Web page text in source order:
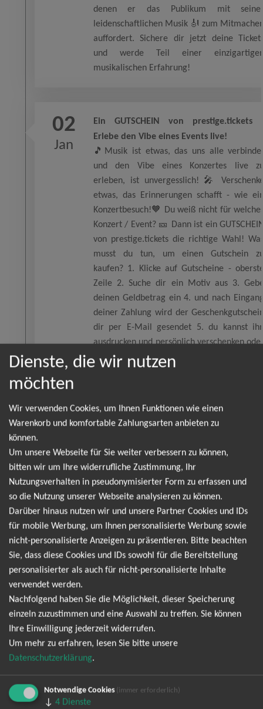
denen er das Publikum mit
leidenschaftlichen Musik 🎻 zum
auffordert. Sichere dir jetzt deine
und werde Teil einer
musikalischen Erfahrung!
02
Jan
Ein GUTSCHEIN von prestige.tickets
Erlebe den Vibe eines Events live!
🎵Musik ist etwas, das uns alle
und den Vibe eines Konzertes live
erleben, ist unvergesslich! 🎤
etwas, das Erinnerungen schafft - wie
Konzertbesuch!🧡 Du weiß nicht für
Konzert / Event? 🎫 Dann ist ein
von prestige.tickets die richtige Wahl!
musst du tun, um einen Gutschein
kaufen? 1. Klicke auf Gutscheine -
Zeile 2. Suche dir ein Motiv aus 3.
deinen Geldbetrag ein 4. und nach
deiner Zahlung wird der
dir per E-Mail gesendet 5. du kannst
ausdrucken und persönlich verschenken
direkt die E-Mail weiterleiten
01
🧡 Keine News und Angebote
verpassen !
Folge uns auf TikTok, Instagram
Facebook unter Prestigetickets ! 🧡
NEWSLETTER
Ich möchte den regelmäßig erscheinenden Newsletter
abonnieren und bin daher mit einer Speicherung meiner E-
entsprechend der
Dienste, die wir nutzen
möchten
Wir verwenden Cookies, um Ihnen Funktionen wie einen
Warenkorb und komfortable Zahlungsarten anbieten zu
können.
Um unsere Webseite für Sie weiter verbessern zu können,
bitten wir um Ihre widerrufliche Zustimmung, Ihr
Nutzungsverhalten in pseudonymisierter Form zu erfassen und
so die Nutzung unserer Webseite analysieren zu können.
Darüber hinaus nutzen wir und unsere Partner Cookies und IDs
für mobile Werbung, um Ihnen personalisierte Werbung sowie
nicht-personalisierte Anzeigen zu präsentieren. Bitte beachten
Sie, dass diese Cookies und IDs sowohl für die Bereitstellung
personalisierter als auch für nicht-personalisierte Inhalte
verwendet werden.
Nachfolgend haben Sie die Möglichkeit, dieser Speicherung
einzeln zuzustimmen und eine Auswahl zu treffen. Sie können
Ihre Einwilligung jederzeit widerrufen.
Um mehr zu erfahren, lesen Sie bitte unsere
Datenschutzerklärung.
Notwendige Cookies (immer erforderlich)
↓ 4 Dienste